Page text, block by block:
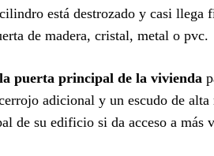
está destrozado y casi
de madera, cristal, metal o pvc.
puerta principal de la vivienda
adicional y un escudo de
de su edificio si da acceso a más